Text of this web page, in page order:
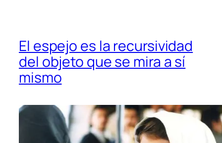
El espejo es la recursividad
del objeto que se mira a sí
mismo